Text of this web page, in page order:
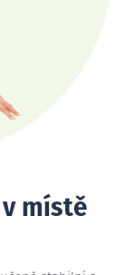
místě